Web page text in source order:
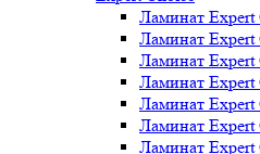
Ламинат Expert
Ламинат Expert
Ламинат Expert
Ламинат Expert
Ламинат Expert
Ламинат Expert
Ламинат Expert